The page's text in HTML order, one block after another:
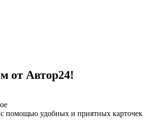
от Автор24!
помощью удобных и приятных карточек